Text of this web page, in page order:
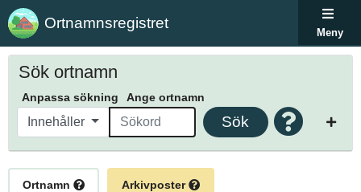
Ortnamnsregistret
Meny
Sök ortnamn
Anpassa sökning Ange ortnamn
Innehåller Sök
Ortnamn Arkivposter